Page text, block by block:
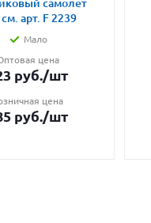
самолет
арт. F 2239
Мало
цена
руб./шт
цена
руб./шт